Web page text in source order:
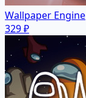
Wallpaper Engine
329 ₽